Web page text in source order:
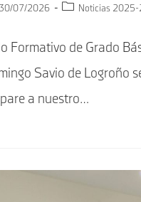
30/07/2026
Categoría
entrada:
Noticias
Formativo de Grado
Savio de Logroño
a nuestro…